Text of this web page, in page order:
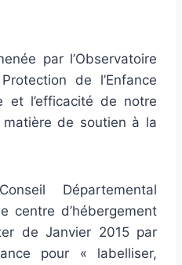
par l’Observatoire
de l’Enfance
et l’efficacité de notre
de soutien à la
Départemental
centre d’hébergement
de Janvier 2015 par
pour « labelliser,